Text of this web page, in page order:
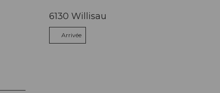
6130 Willisau
Arrivée